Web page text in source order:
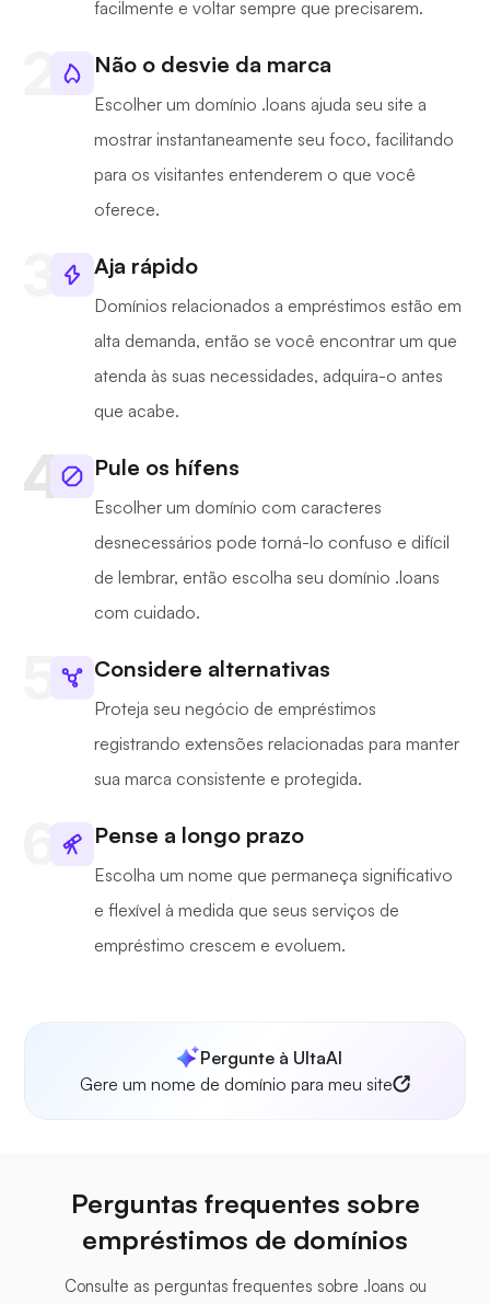
facilmente e voltar sempre que precisarem.
Não o desvie da marca
Escolher um domínio .loans ajuda seu site a
mostrar instantaneamente seu foco, facilitando
para os visitantes entenderem o que você
oferece.
Aja rápido
Domínios relacionados a empréstimos estão em
alta demanda, então se você encontrar um que
atenda às suas necessidades, adquira-o antes
que acabe.
Pule os hífens
Escolher um domínio com caracteres
desnecessários pode torná-lo confuso e difícil
de lembrar, então escolha seu domínio .loans
com cuidado.
Considere alternativas
Proteja seu negócio de empréstimos
registrando extensões relacionadas para manter
sua marca consistente e protegida.
Pense a longo prazo
Escolha um nome que permaneça significativo
e flexível à medida que seus serviços de
empréstimo crescem e evoluem.
Pergunte à UltaAI
Gere um nome de domínio para meu site
Perguntas frequentes sobre
empréstimos de domínios
Consulte as perguntas frequentes sobre .loans ou